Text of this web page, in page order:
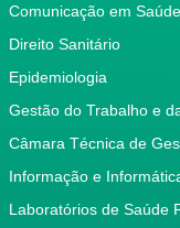
Comunicação em Saúde
Direito Sanitário
Epidemiologia
Gestão do Trabalho e
Câmara Técnica de
Informação e
Laboratórios de Saúde